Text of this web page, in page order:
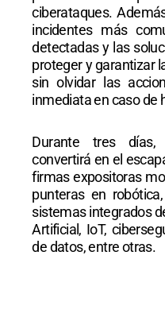
ciberataques.
incidentes más
detectadas y las
proteger y garantizar
sin olvidar las
inmediata en caso de
Durante tres días,
convertirá en el
firmas expositoras
punteras en
sistemas integrados
Artificial, IoT,
de datos, entre otras.